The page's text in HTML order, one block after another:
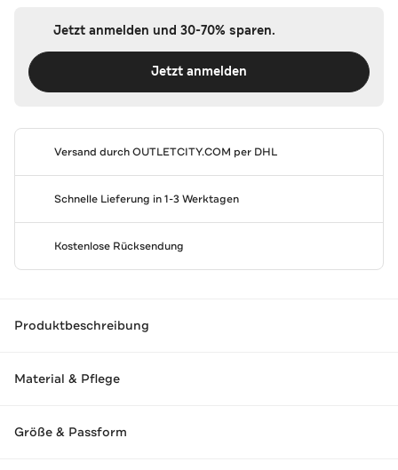
Jetzt anmelden und 30-70% sparen.
Jetzt anmelden
Versand durchOUTLETCITY.COM per DHL
Schnelle Lieferung in 1-3 Werktagen
Kostenlose Rücksendung
Produktbeschreibung
Material & Pflege
Größe & Passform